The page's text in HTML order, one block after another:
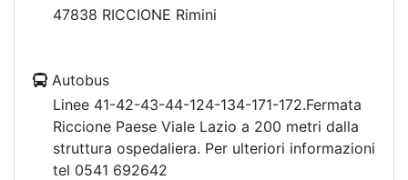
47838 RICCIONE Rimini
Autobus
Linee 41-42-43-44-124-134-171-172.Fermata
Riccione Paese Viale Lazio a 200 metri dalla
struttura ospedaliera. Per ulteriori informazioni
tel 0541 692642